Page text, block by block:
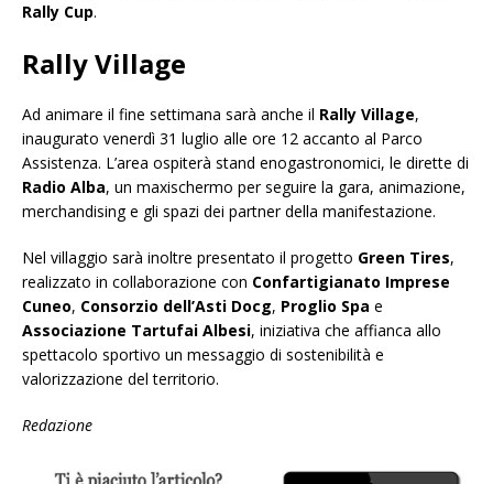
Rally Cup.
Rally Village
Ad animare il fine settimana sarà anche il Rally Village,
inaugurato venerdì 31 luglio alle ore 12 accanto al Parco
Assistenza. L’area ospiterà stand enogastronomici, le dirette di
Radio Alba, un maxischermo per seguire la gara, animazione,
merchandising e gli spazi dei partner della manifestazione.
Nel villaggio sarà inoltre presentato il progetto Green Tires,
realizzato in collaborazione con Confartigianato Imprese
Cuneo, Consorzio dell’Asti Docg, Proglio Spa e
Associazione Tartufai Albesi, iniziativa che affianca allo
spettacolo sportivo un messaggio di sostenibilità e
valorizzazione del territorio.
Redazione